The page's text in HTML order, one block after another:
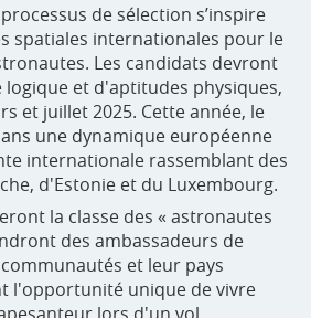
de sélection s’inspire
spatiales internationales pour le
Les candidats devront
logique et d'aptitudes physiques,
et juillet 2025. Cette année, le
une dynamique européenne
internationale rassemblant des
d'Estonie et du Luxembourg.
la classe des « astronautes
des ambassadeurs de
communautés et leur pays
l'opportunité unique de vivre